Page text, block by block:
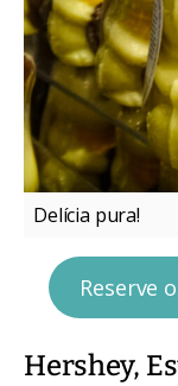
Delícia pura!
Reserve
Hershey,